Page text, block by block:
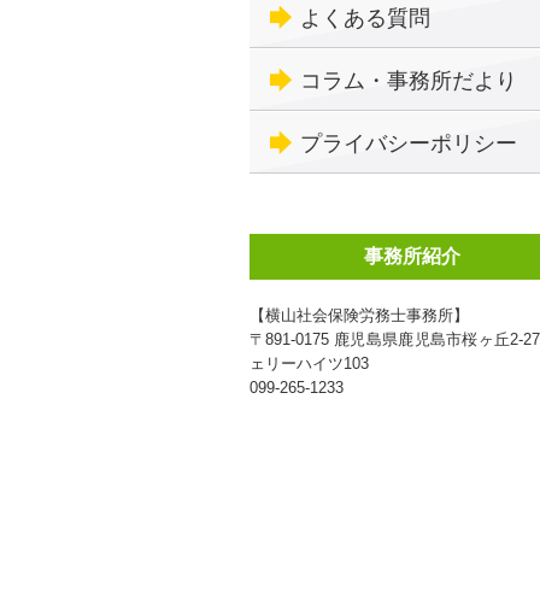
よくある質問
コラム・事務所だより
プライバシーポリシー
事務所紹介
【横山社会保険労務士事務所】
〒891-0175 鹿児島県鹿児島市桜ヶ丘2-
ェリーハイツ103
099-265-1233